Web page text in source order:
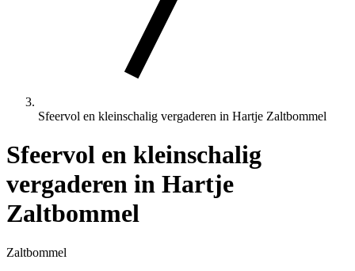
Sfeervol en kleinschalig vergaderen in Hartje Zaltbommel
Sfeervol en kleinschalig
vergaderen in Hartje
Zaltbommel
Zaltbommel